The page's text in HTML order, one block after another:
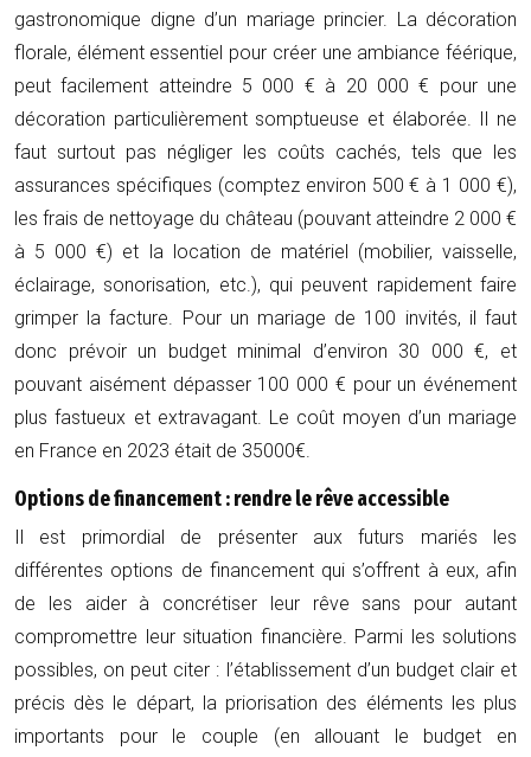
gastronomique digne d’un mariage princier. La décoration
florale, élément essentiel pour créer une ambiance féérique,
peut facilement atteindre 5 000 € à 20 000 € pour une
décoration particulièrement somptueuse et élaborée. Il ne
faut surtout pas négliger les coûts cachés, tels que les
assurances spécifiques (comptez environ 500 € à 1 000 €),
les frais de nettoyage du château (pouvant atteindre 2 000 €
à 5 000 €) et la location de matériel (mobilier, vaisselle,
éclairage, sonorisation, etc.), qui peuvent rapidement faire
grimper la facture. Pour un mariage de 100 invités, il faut
donc prévoir un budget minimal d’environ 30 000 €, et
pouvant aisément dépasser 100 000 € pour un événement
plus fastueux et extravagant. Le coût moyen d’un mariage
en France en 2023 était de 35000€.
Options de financement : rendre le rêve accessible
Il est primordial de présenter aux futurs mariés les
différentes options de financement qui s’offrent à eux, afin
de les aider à concrétiser leur rêve sans pour autant
compromettre leur situation financière. Parmi les solutions
possibles, on peut citer : l’établissement d’un budget clair et
précis dès le départ, la priorisation des éléments les plus
importants pour le couple (en allouant le budget en